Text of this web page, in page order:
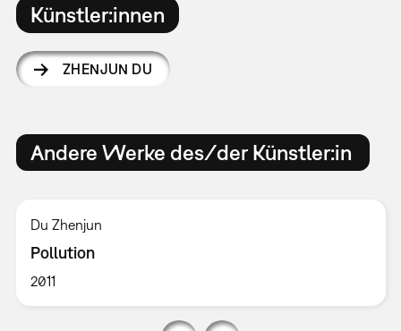
Künstler:innen
ZHENJUN DU
Andere Werke des/der Künstler:in
Du Zhenjun
Pollution
2011